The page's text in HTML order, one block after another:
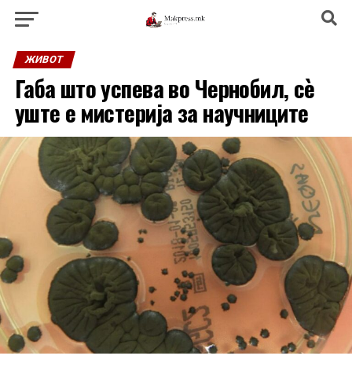
ЖИВОТ
Габа што успева во Чернобил, сè
уште е мистерија за научниците